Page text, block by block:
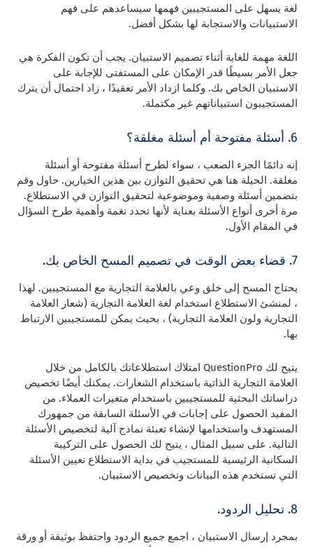
لغة يسهل على المستجيبين فهمها سيساعدهم على فهم
الاستبيانات والاستجابة لها بشكل أفضل.
اللغة مهمة للغاية أثناء تصميم الاستبيان. يجب أن تكون الفكرة هي
جعل الأمر بسيطًا قدر الإمكان على المستفتى للإجابة على
الاستبيان الخاص بك. وكلما ازداد الأمر تعقيدًا ، زاد احتمال أن يترك
المستجيبون استبياناتهم غير مكتملة.
6. أسئلة مفتوحة أم أسئلة مغلقة؟
إنه دائمًا الجزء الصعب ، سواء لطرح أسئلة مفتوحة أو أسئلة
مغلقة. الحيلة هنا هي تحقيق التوازن بين هذين الخيارين. حاول وقم
بتضمين أسئلة وصفية وموضوعية لتحقيق التوازن في الاستطلاع.
مرة أخرى أنواع الأسئلة بعناية لأنها تحدد نغمة وأهمية طرح السؤال
في المقام الأول.
7. قضاء بعض الوقت في تصميم المسح الخاص بك.
يحتاج المسح إلى خلق وعي بالعلامة التجارية مع المستجيبين. لهذا
، لمنشئ الاستطلاع استخدام لغة العلامة التجارية (شعار العلامة
التجارية ولون العلامة التجارية) ، بحيث يمكن للمستجيبين الارتباط
بها.
يتيح لك QuestionPro امتلاك استطلاعاتك بالكامل من خلال
العلامة التجارية الذاتية باستخدام الشعارات. يمكنك أيضًا تخصيص
دراساتك البحثية للمستجيبين باستخدام متغيرات العملاء. من
المفيد الحصول على إجابات في الأسئلة السابقة من جمهورك
المستهدف واستخدامها لإنشاء تعبئة نماذج آلية لتخصيص الأسئلة
التالية. على سبيل المثال ، يتيح لك الحصول على التركيبة
السكانية الرئيسية للمستجيب في بداية الاستطلاع تعيين الأسئلة
التي تستخدم هذه البيانات وتخصيص الاستبيان.
8. تحليل الردود.
بمجرد إرسال الاستبيان ، اجمع جميع الردود واحتفظ بوثيقة أو ورقة